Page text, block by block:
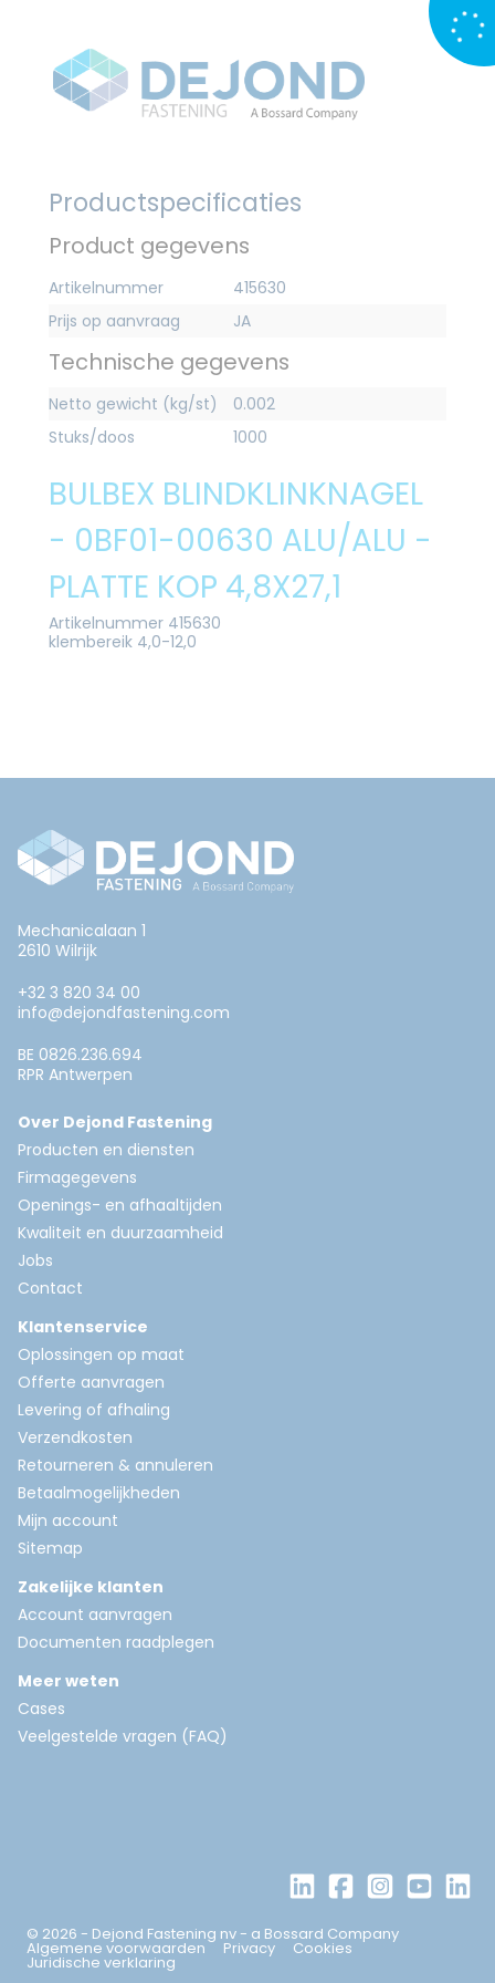
Productspecificaties
Product gegevens
Artikelnummer
415630
Prijs op aanvraag
JA
Technische gegevens
Netto gewicht (kg/st)
0.002
Stuks/doos
1000
BULBEX BLINDKLINKNAGEL
- 0BF01-00630 ALU/ALU -
PLATTE KOP 4,8X27,1
Artikelnummer 415630
klembereik 4,0-12,0
Mechanicalaan 1
2610 Wilrijk
+32 3 820 34 00
info@dejondfastening.com
BE 0826.236.694
RPR Antwerpen
Over Dejond Fastening
Producten en diensten
Firmagegevens
Openings- en afhaaltijden
Kwaliteit en duurzaamheid
Jobs
Contact
Klantenservice
Oplossingen op maat
Offerte aanvragen
Levering of afhaling
Verzendkosten
Retourneren & annuleren
Betaalmogelijkheden
Mijn account
Sitemap
Zakelijke klanten
Account aanvragen
Documenten raadplegen
Meer weten
Cases
Veelgestelde vragen (FAQ)
© 2026 - Dejond Fastening nv - a Bossard Company
Algemene voorwaarden Privacy Cookies
Juridische verklaring